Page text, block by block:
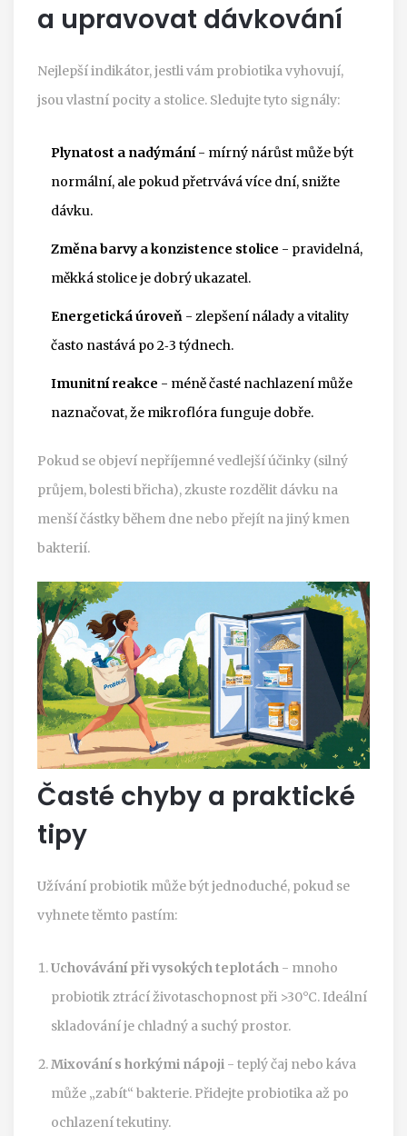
a upravovat dávkování
Nejlepší indikátor, jestli vám probiotika vyhovují,
jsou vlastní pocity a stolice. Sledujte tyto signály:
Plynatost a nadýmání- mírný nárůst může být
normální, ale pokud přetrvává více dní, snižte
dávku.
Změna barvy a konzistence stolice - pravidelná,
měkká stolice je dobrý ukazatel.
Energetická úroveň - zlepšení nálady a vitality
často nastává po 2‑3 týdnech.
Imunitní reakce - méně časté nachlazení může
naznačovat, že mikroflóra funguje dobře.
Pokud se objeví nepříjemné vedlejší účinky (silný
průjem, bolesti břicha), zkuste rozdělit dávku na
menší částky během dne nebo přejít na jiný kmen
bakterií.
Časté chyby a praktické
tipy
Užívání probiotik může být jednoduché, pokud se
vyhnete těmto pastím:
Uchovávání při vysokých teplotách - mnoho
probiotik ztrácí životaschopnost při >30°C. Ideální
skladování je chladný a suchý prostor.
Mixování s horkými nápoji - teplý čaj nebo káva
může „zabít“ bakterie. Přidejte probiotika až po
ochlazení tekutiny.